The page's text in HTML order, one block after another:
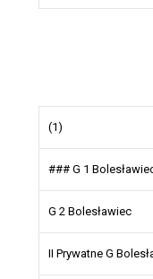
(1)
### G 1
G 2 Bolesławiec
II Prywatne G